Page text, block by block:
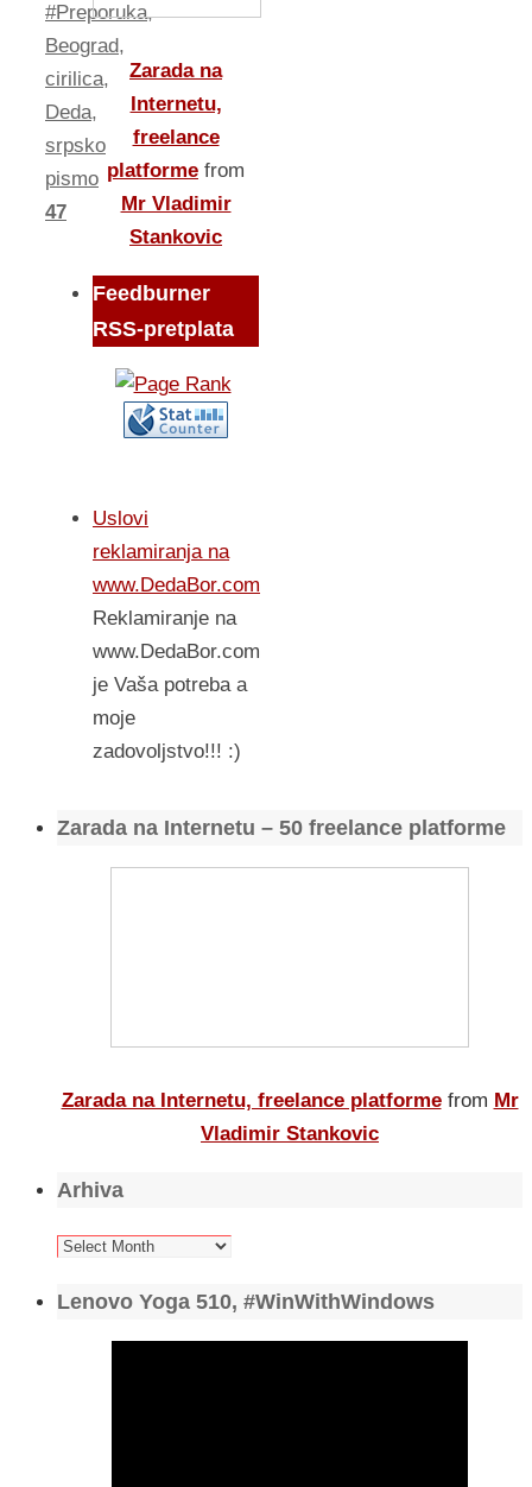
#Preporuka,
Beograd,
cirilica,
Deda,
srpsko
pismo
47
Zarada na
Internetu,
freelance
platforme from
Mr Vladimir
Stankovic
Feedburner
RSS-pretplata
Uslovi
reklamiranja na
www.DedaBor.com
Reklamiranje na
www.DedaBor.com
je Vaša potreba a
moje
zadovoljstvo!!! :)
Zarada na Internetu – 50 freelance platforme
Zarada na Internetu, freelance platforme from Mr
Vladimir Stankovic
Arhiva
Arhiva
Lenovo Yoga 510, #WinWithWindows